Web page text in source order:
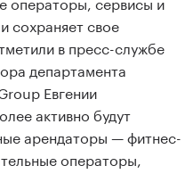
сохраняет свое
в пресс-службе
департамента
Евгении
активно будут
арендаторы — фитнес-
операторы,